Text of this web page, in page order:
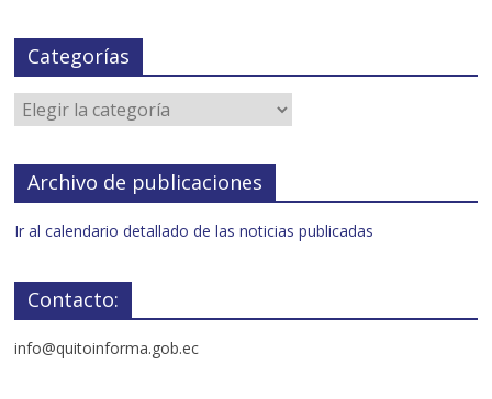
Categorías
Archivo de publicaciones
Ir al calendario detallado de las noticias publicadas
Contacto:
info@quitoinforma.gob.ec